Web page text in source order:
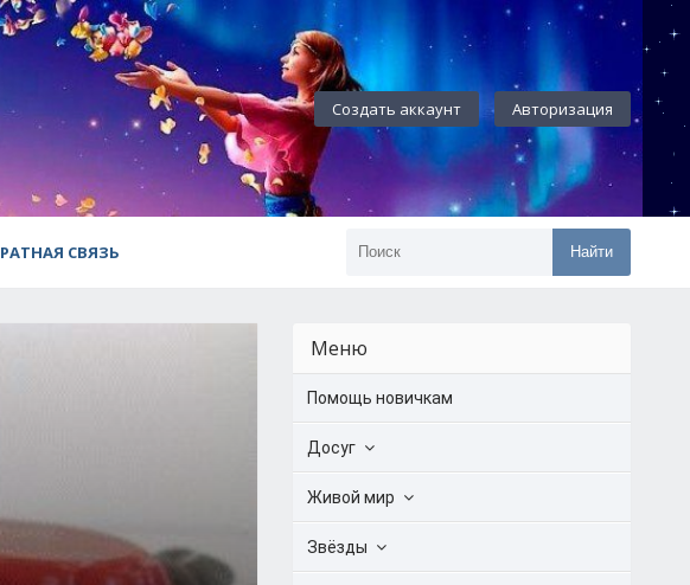
Создать аккаунт Авторизация
СВЯЗЬ Найти
Меню
Помощь новичкам
Досуг
Живой мир
Звёзды